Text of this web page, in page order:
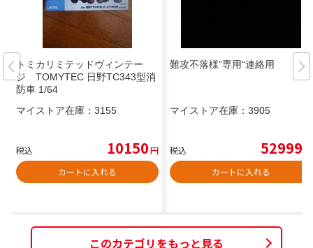
トミカリミテッドヴィンテー
ジ TOMYTEC 日野TC343型消
防車 1/64
マイストア在庫： 3155
税込 10150円
カートに入れる
難攻不落様”専用“連絡用
マイストア在庫： 3905
税込 52999
カートに入れる
このカテゴリをもっと見る